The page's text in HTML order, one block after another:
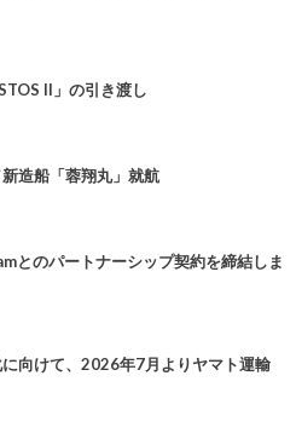
II」の引き渡し
造船「蓉翔丸」就航
とのパートナーシップ契約を締結しま
に向けて、2026年7月よりヤマト運輸